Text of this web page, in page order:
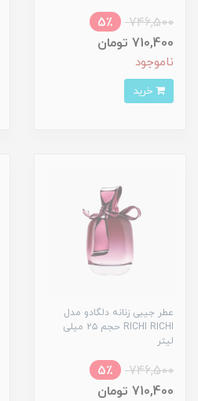
746,500
5٪
710,400 تومان
ناموجود
عطر جیبی زنانه دلگادو مدل
RICHI RICHI حجم ۲۵ میلی
لیتر
746,500
5٪
710,400 تومان